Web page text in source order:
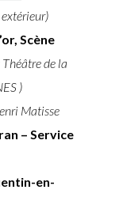
extérieur)
Scène
de la
)
Matisse
– Service
en-